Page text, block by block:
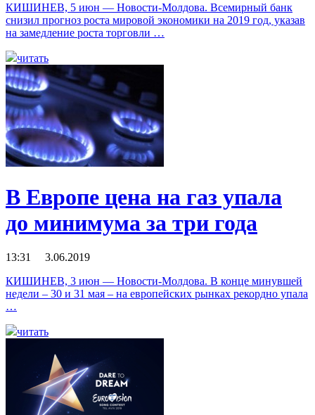
КИШИНЕВ, 5 июн — Новости-Молдова. Всемирный банк
снизил прогноз роста мировой экономики на 2019 год, указав
на замедление роста торговли …
читать
В Европе цена на газ упала
до минимума за три года
13:31 3.06.2019
КИШИНЕВ, 3 июн — Новости-Молдова. В конце минувшей
недели – 30 и 31 мая – на европейских рынках рекордно упала
…
читать